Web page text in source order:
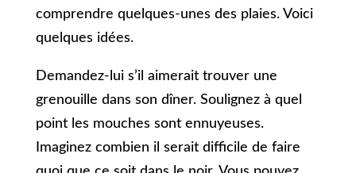
comprendre quelques-unes des plaies. Voici
quelques idées.
Demandez-lui s’il aimerait trouver une
grenouille dans son dîner. Soulignez à quel
point les mouches sont ennuyeuses.
Imaginez combien il serait difficile de faire